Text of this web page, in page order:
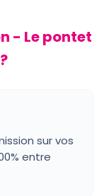
- Le pontet
sur vos
entre